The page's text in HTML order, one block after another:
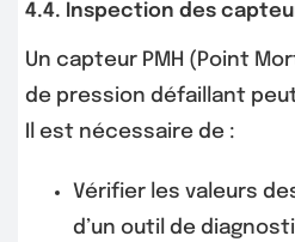
4.4. Inspection des
Un capteur PMH (Point
de pression défaillant
Il est nécessaire de :
Vérifier les valeurs
d’un outil de